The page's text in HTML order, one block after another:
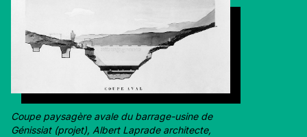
Coupe paysagère avale du barrage-usine de
Génissiat (projet), Albert Laprade architecte,